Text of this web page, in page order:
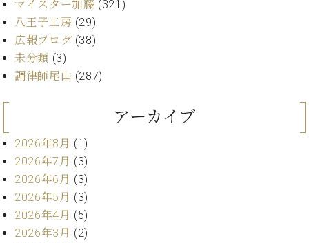
ト
ピ
ア
ノ
C.
ュ
タ
イ
ン
レ
ジ
デ
ジオ
レン
タル
ホー
ル・
スタ
動
画
収
録
ー
ビ
マイスター加藤 (321)
八王子工房 (29)
広報ブログ (38)
未分類 (3)
調律師尾山 (287)
アーカイブ
2026年8月 (1)
2026年7月 (3)
2026年6月 (3)
2026年5月 (3)
2026年4月 (5)
2026年3月 (2)